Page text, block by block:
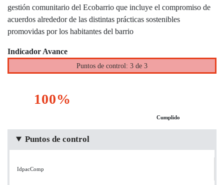
gestión comunitario del Ecobarrio que incluye el compromiso de
acuerdos alrededor de las distintas prácticas sostenibles
promovidas por los habitantes del barrio
Indicador Avance
Puntos de control: 3 de 3
100%
Cumplido
Puntos de control
IdpacComp